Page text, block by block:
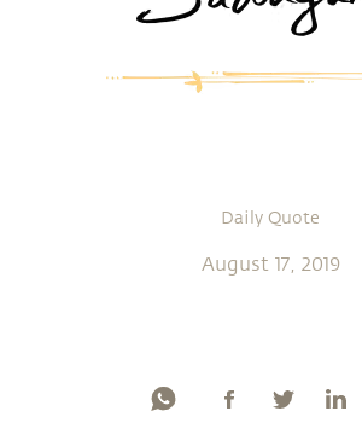
Daily Quote
August 17, 2019